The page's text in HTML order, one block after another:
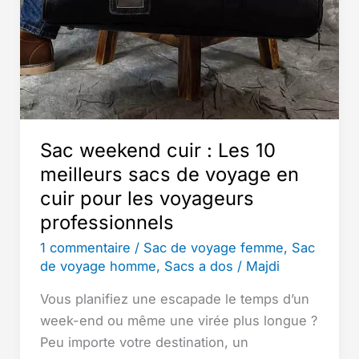
confort
!
Sac weekend cuir : Les 10
meilleurs sacs de voyage en
cuir pour les voyageurs
professionnels
1 commentaire / Sac de voyage femme, Sac
de voyage homme, Sacs a dos / Majdi
Vous planifiez une escapade le temps d’un
week-end ou même une virée plus longue ?
Peu importe votre destination, un